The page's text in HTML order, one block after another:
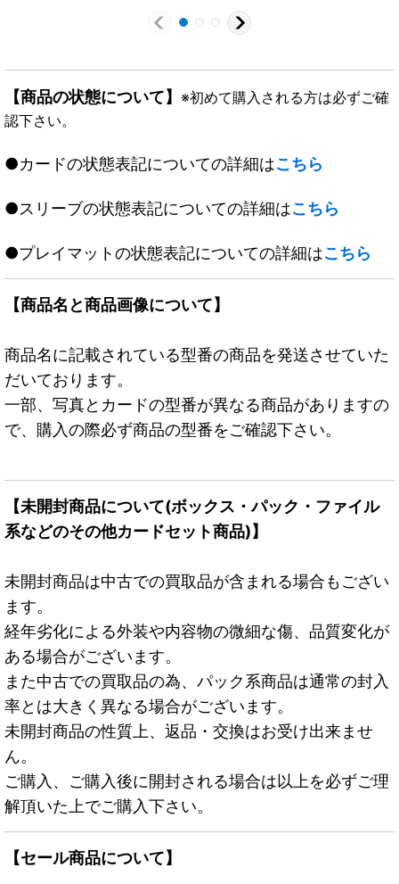
【商品の状態について】 ※初めて購入される方は必ずご確
認下さい。
●カードの状態表記についての詳細はこちら
●スリーブの状態表記についての詳細はこちら
●プレイマットの状態表記についての詳細はこちら
【商品名と商品画像について】
商品名に記載されている型番の商品を発送させていた
だいております。
一部、写真とカードの型番が異なる商品がありますの
で、購入の際必ず商品の型番をご確認下さい。
【未開封商品について(ボックス・パック・ファイル
系などのその他カードセット商品)】
未開封商品は中古での買取品が含まれる場合もござい
ます。
経年劣化による外装や内容物の微細な傷、品質変化が
ある場合がございます。
また中古での買取品の為、パック系商品は通常の封入
率とは大きく異なる場合がございます。
未開封商品の性質上、返品・交換はお受け出来ませ
ん。
ご購入、ご購入後に開封される場合は以上を必ずご理
解頂いた上でご購入下さい。
【セール商品について】